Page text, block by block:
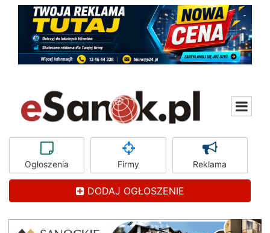
Ogłoszenia Firmy Reklama
DODAJ OGŁOSZENIE